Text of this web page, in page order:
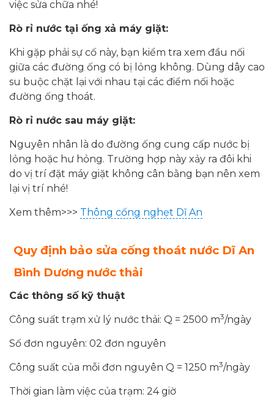
việc sửa chữa nhé!
Rò rỉ nước tại ống xả máy giặt:
Khi gặp phải sự cố này, bạn kiểm tra xem đầu nối
giữa các đường ống có bị lỏng không. Dùng dây cao
su buộc chặt lại với nhau tại các điểm nối hoặc
đường ống thoát.
Rò rỉ nước sau máy giặt:
Nguyên nhân là do đường ống cung cấp nước bị
lỏng hoặc hư hỏng. Trường hợp này xảy ra đôi khi
do vị trí đặt máy giặt không cân bằng bạn nên xem
lại vị trí nhé!
Xem thêm>>> Thông cống nghẹt Dĩ An
Quy định bảo sửa cống thoát nước Dĩ An
Bình Dương nước thải
Các thông số kỹ thuật
Công suất trạm xử lý nước thải: Q = 2500 m3/ngày
Số đơn nguyên: 02 đơn nguyên
Công suất của mỗi đơn nguyên Q = 1250 m3/ngày
Thời gian làm việc của trạm: 24 giờ